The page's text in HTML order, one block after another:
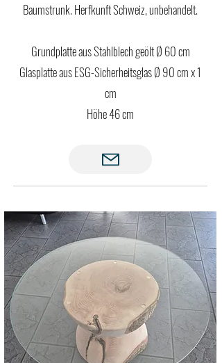
Baumstrunk. Herfkunft Schweiz, unbehandelt.
Grundplatte aus Stahlblech geölt Ø 60 cm
Glasplatte aus ESG-Sicherheitsglas Ø 90 cm x 1
cm
Höhe 46 cm